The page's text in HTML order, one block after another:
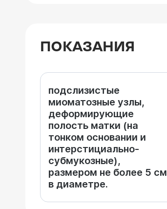
ПОКАЗАНИЯ
подслизистые
миоматозные узлы,
деформирующие
полость матки (на
тонком основании и
интерстициально-
субмукозные),
размером не более 5 см
в диаметре.